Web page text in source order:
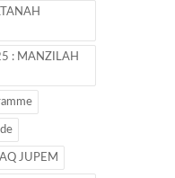
: MANZILAH
JUPEM